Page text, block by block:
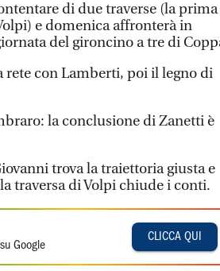
di due traverse (la prima
e domenica affronterà in
del gironcino a tre di
rete con Lamberti, poi il legno di
la conclusione di Zanetti è
trova la traiettoria giusta e
traversa di Volpi chiude i conti.
Google
CLICCA QUI